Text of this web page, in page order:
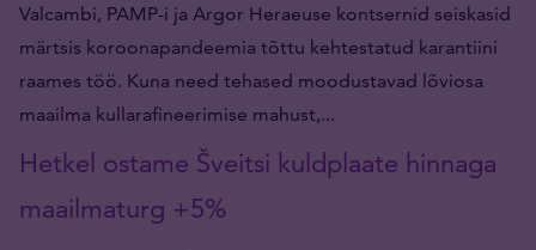
Valcambi, PAMP-i ja Argor Heraeuse kontsernid seiskasid
märtsis koroonapandeemia tõttu kehtestatud karantiini
raames töö. Kuna need tehased moodustavad lõviosa
maailma kullarafineerimise mahust,...
Hetkel ostame Šveitsi kuldplaate hinnaga
maailmaturg +5%